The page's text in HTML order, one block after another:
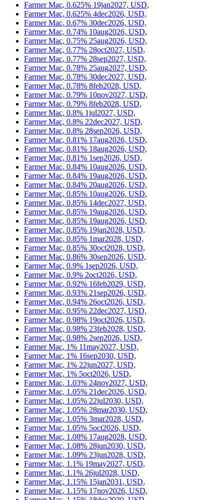
Farmer Mac, 0.625% 19jan2027, USD,
Farmer Mac, 0.625% 4dec2026, USD,
Farmer Mac, 0.67% 30dec2026, USD,
Farmer Mac, 0.74% 10aug2026, USD,
Farmer Mac, 0.75% 25aug2026, USD,
Farmer Mac, 0.77% 28oct2027, USD,
Farmer Mac, 0.77% 28sep2027, USD,
Farmer Mac, 0.78% 25aug2027, USD,
Farmer Mac, 0.78% 30dec2027, USD,
Farmer Mac, 0.78% 8feb2028, USD,
Farmer Mac, 0.79% 10nov2027, USD,
Farmer Mac, 0.79% 8feb2028, USD,
Farmer Mac, 0.8% 1jul2027, USD,
Farmer Mac, 0.8% 22dec2027, USD,
Farmer Mac, 0.8% 28sep2026, USD,
Farmer Mac, 0.81% 17aug2026, USD,
Farmer Mac, 0.81% 18aug2026, USD,
Farmer Mac, 0.81% 1sep2026, USD,
Farmer Mac, 0.84% 10aug2026, USD,
Farmer Mac, 0.84% 19aug2026, USD,
Farmer Mac, 0.84% 20aug2026, USD,
Farmer Mac, 0.85% 10aug2026, USD,
Farmer Mac, 0.85% 14dec2027, USD,
Farmer Mac, 0.85% 19aug2026, USD,
Farmer Mac, 0.85% 19aug2026, USD,
Farmer Mac, 0.85% 19jan2028, USD,
Farmer Mac, 0.85% 1mar2028, USD,
Farmer Mac, 0.85% 30oct2028, USD,
Farmer Mac, 0.86% 30sep2026, USD,
Farmer Mac, 0.9% 1sep2026, USD,
Farmer Mac, 0.9% 2oct2026, USD,
Farmer Mac, 0.92% 16feb2029, USD,
Farmer Mac, 0.93% 21sep2026, USD,
Farmer Mac, 0.94% 26oct2026, USD,
Farmer Mac, 0.95% 22dec2027, USD,
Farmer Mac, 0.98% 19oct2026, USD,
Farmer Mac, 0.98% 23feb2028, USD,
Farmer Mac, 0.98% 2sep2026, USD,
Farmer Mac, 1% 11may2027, USD,
Farmer Mac, 1% 16sep2030, USD,
Farmer Mac, 1% 22jun2027, USD,
Farmer Mac, 1% 5oct2026, USD,
Farmer Mac, 1.03% 24nov2027, USD,
Farmer Mac, 1.05% 21dec2026, USD,
Farmer Mac, 1.05% 22jul2030, USD,
Farmer Mac, 1.05% 28mar2030, USD,
Farmer Mac, 1.05% 3mar2028, USD,
Farmer Mac, 1.05% 5oct2026, USD,
Farmer Mac, 1.08% 17aug2028, USD,
Farmer Mac, 1.08% 28jun2030, USD,
Farmer Mac, 1.09% 23jun2028, USD,
Farmer Mac, 1.1% 19may2027, USD,
Farmer Mac, 1.1% 26jul2028, USD,
Farmer Mac, 1.15% 15jan2031, USD,
Farmer Mac, 1.15% 17nov2026, USD,